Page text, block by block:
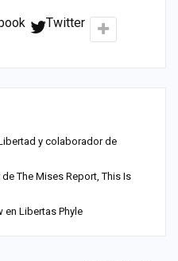
Twitter
y colaborador de
The Mises Report, This Is
en Libertas Phyle